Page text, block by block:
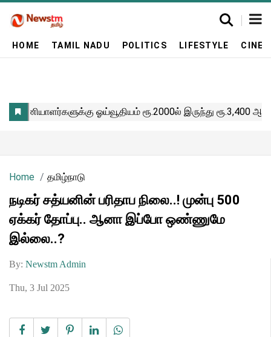
HOME TAMIL NADU POLITICS LIFESTYLE
Home தமிழ்நாடு
நடிகர் சத்யனின் பரிதாப நிலை..! முன்பு 500
ஏக்கர் தோப்பு.. ஆனா இப்போ ஒண்ணுமே
இல்லை..?
By: Newstm Admin
Thu, 3 Jul 2025